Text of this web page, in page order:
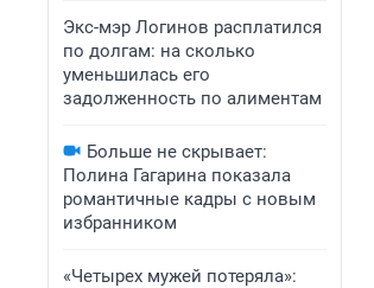
Экс-мэр Логинов расплатился
по долгам: на сколько
уменьшилась его
задолженность по алиментам
Больше не скрывает:
Полина Гагарина показала
романтичные кадры с новым
избранником
«Четырех мужей потеряла»: